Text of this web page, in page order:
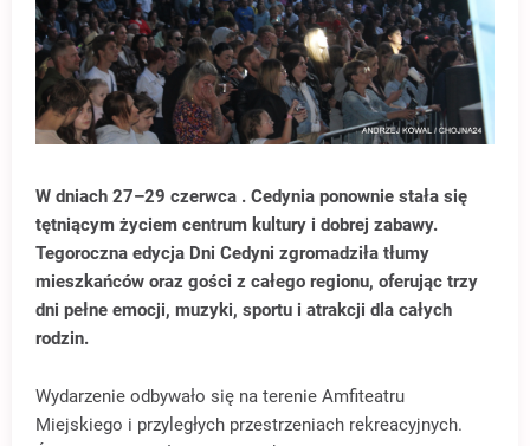
W dniach 27–29 czerwca . Cedynia ponownie stała się
tętniącym życiem centrum kultury i dobrej zabawy.
Tegoroczna edycja Dni Cedyni zgromadziła tłumy
mieszkańców oraz gości z całego regionu, oferując trzy
dni pełne emocji, muzyki, sportu i atrakcji dla całych
rodzin.
Wydarzenie odbywało się na terenie Amfiteatru
Miejskiego i przyległych przestrzeniach rekreacyjnych.